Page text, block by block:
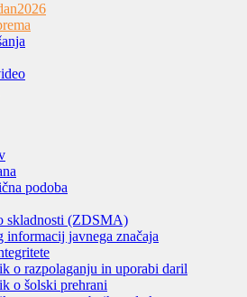
2026
podoba
skladnosti (ZDSMA)
informacij javnega značaja
o razpolaganju in uporabi daril
o šolski prehrani